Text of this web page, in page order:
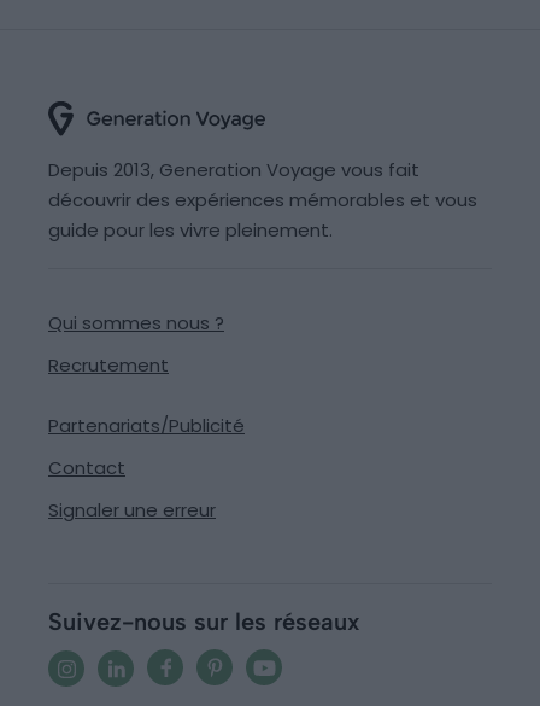
Depuis 2013, Generation Voyage vous fait
découvrir des expériences mémorables et vous
guide pour les vivre pleinement.
Qui sommes nous ?
Recrutement
Partenariats/Publicité
Contact
Signaler une erreur
Suivez-nous sur les réseaux